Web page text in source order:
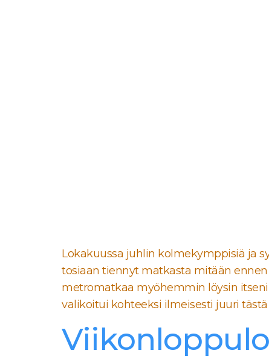
Lokakuussa juhlin kolmekymppisiä ja
tosiaan tiennyt matkasta mitään
metromatkaa myöhemmin löysin
valikoitui kohteeksi ilmeisesti juuri